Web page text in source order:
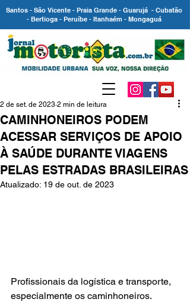
Santos - São Vicente - Praia Grande - Guarujá - Cubatão
- Bertioga - Peruíbe - Itanhaém - Mongaguá
CAMINHONEIROS PODEM
ACESSAR SERVIÇOS DE APOIO
À SAÚDE DURANTE VIAGENS
PELAS ESTRADAS BRASILEIRAS
2 de set. de 2023 2 min de leitura
Atualizado: 19 de out. de 2023
Profissionais da logística e transporte,
especialmente os caminhoneiros.